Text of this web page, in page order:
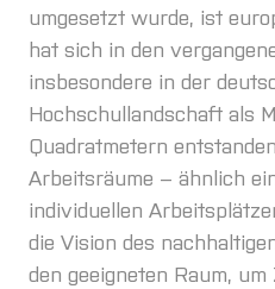
umgesetzt wurde, ist
hat sich in den
insbesondere in der
Hochschullandschaft als
Quadratmetern
Arbeitsräume – ähnlich
individuellen
die Vision des
den geeigneten Raum,